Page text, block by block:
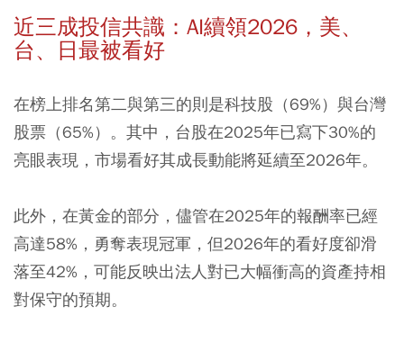
近三成投信共識：AI續領2026，美、
台、日最被看好
在榜上排名第二與第三的則是科技股（69%）與台灣
股票（65%）。其中，台股在2025年已寫下30%的
亮眼表現，市場看好其成長動能將延續至2026年。
此外，在黃金的部分，儘管在2025年的報酬率已經
高達58%，勇奪表現冠軍，但2026年的看好度卻滑
落至42%，可能反映出法人對已大幅衝高的資產持相
對保守的預期。